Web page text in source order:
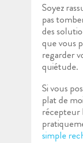
Soyez
pas
des
que vous
regarder
quiétude.
Si vous
plat de
récepteur
simple